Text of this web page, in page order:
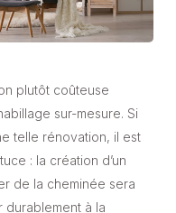
plutôt coûteuse
sur-mesure. Si
telle rénovation, il est
: la création d’un
de la cheminée sera
durablement à la